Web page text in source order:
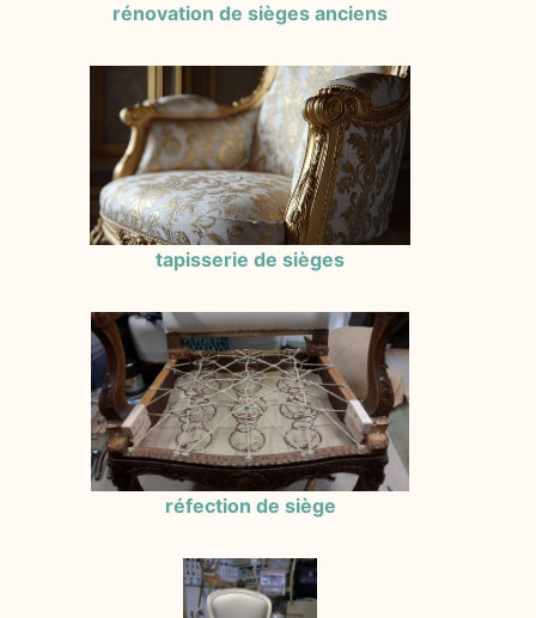
rénovation de sièges anciens
tapisserie de sièges
réfection de siège